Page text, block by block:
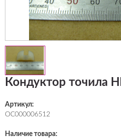
Кондуктор точила
Артикул:
ОС000006512
Наличие товара: